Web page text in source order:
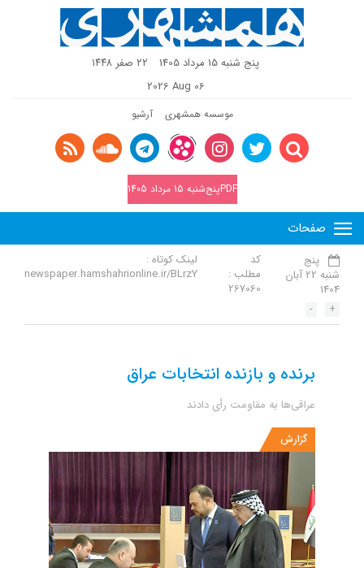
پنج شنبه 15 مرداد 1405
٢٢ صفر ١٤٤٨
2026 Aug 06
موسسه همشهری آرشیو
PDFپنج‌شنبه 15 مرداد 1405
صفحات
پنج
شنبه 22 آبان
1404
کد
مطلب :
267060
لینک کوتاه :
newspaper.hamshahrionline.ir/BLrzY
+
-
برنده و بازنده انتخابات عراق
عراقی‌ها به مقاومت رأی دادند
گزارش